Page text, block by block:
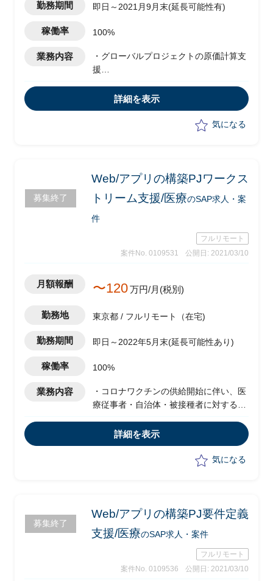
勤務期間 即日～2021月9月末(延長可能性有)
稼働率 100%
業務内容
・グローバルプロジェクトの原価計算支
援
詳細を表示
気になる
募集終了
Web/アプリの構築PJワークス
トリーム支援/医療のSAP求人・案
件
フルリモート
案件No. 0109531
公開日: 2021/03/10
月額報酬 〜120万円/月(税別)
勤務地 東京都 / フルリモート（在宅)
勤務期間 即日～2022年5月末(延長可能性あり)
稼働率 100%
業務内容
・コロナワクチンの供給開始に伴い、医
療従事者・自治体・被接種者に対する情
アプリの構築にかかわる周辺業務の整
理、プロジェクト全体マネジメントの以
-投入データのチェック
-データの分析支援
-トラブル発生時調査支援
詳細を表示
気になる
募集終了
Web/アプリの構築PJ要件定義
支援/医療のSAP求人・案件
フルリモート
案件No. 0109536
公開日: 2021/03/10